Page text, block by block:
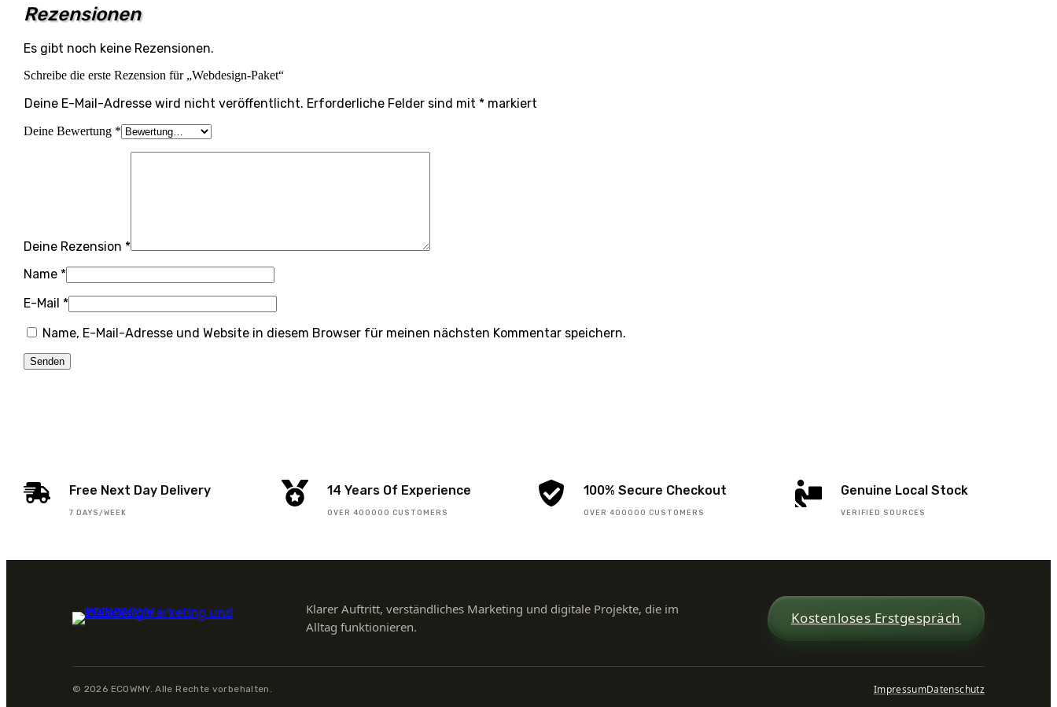
Rezensionen
Es gibt noch keine Rezensionen.
Schreibe die erste Rezension für „Webdesign-Paket“
Deine E-Mail-Adresse wird nicht veröffentlicht. Erforderliche Felder sind mit * markiert
Deine Bewertung *
Deine Rezension *
Name *
E-Mail *
Name, E-Mail-Adresse und Website in diesem Browser für meinen nächsten Kommentar speichern.
Senden
Free Next Day Delivery
7 DAYS/WEEK
14 Years Of Experience
OVER 400000 CUSTOMERS
100% Secure Checkout
OVER 400000 CUSTOMERS
Genuine Local Stock
VERIFIED SOURCES
Klarer Auftritt, verständliches Marketing und digitale Projekte, die im
Alltag funktionieren.
Kostenloses Erstgespräch
© 2026 ECOWMY. Alle Rechte vorbehalten. ImpressumDatenschutz